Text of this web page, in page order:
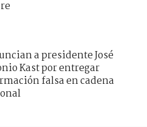
a presidente José
Kast por entregar
falsa en cadena